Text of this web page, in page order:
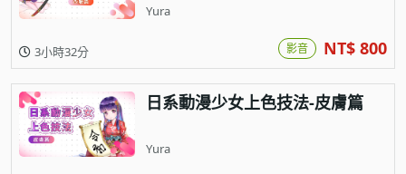
Yura
3小時32分 影音 NT$ 800
日系動漫少女上色技法-皮膚篇
Yura